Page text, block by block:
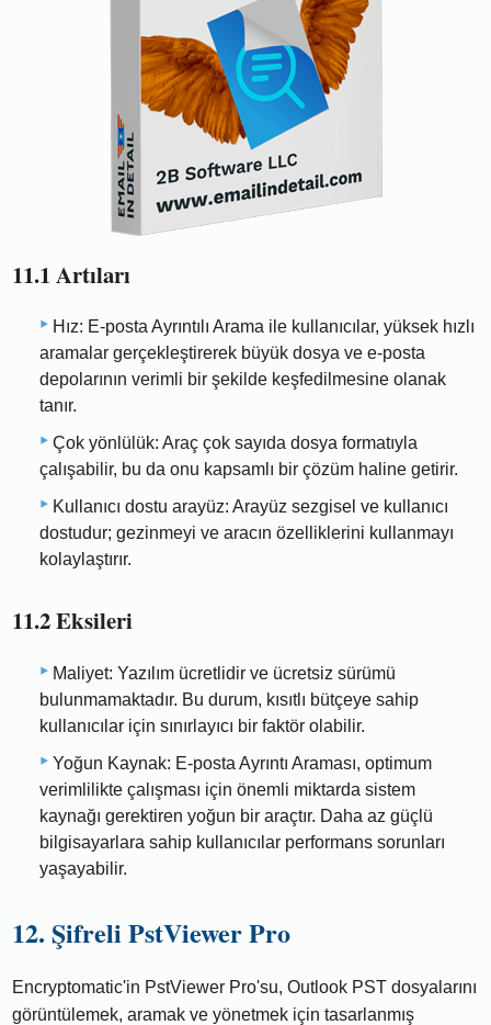
11.1 Artıları
Hız: E-posta Ayrıntılı Arama ile kullanıcılar, yüksek hızlı
aramalar gerçekleştirerek büyük dosya ve e-posta
depolarının verimli bir şekilde keşfedilmesine olanak
tanır.
Çok yönlülük: Araç çok sayıda dosya formatıyla
çalışabilir, bu da onu kapsamlı bir çözüm haline getirir.
Kullanıcı dostu arayüz: Arayüz sezgisel ve kullanıcı
dostudur; gezinmeyi ve aracın özelliklerini kullanmayı
kolaylaştırır.
11.2 Eksileri
Maliyet: Yazılım ücretlidir ve ücretsiz sürümü
bulunmamaktadır. Bu durum, kısıtlı bütçeye sahip
kullanıcılar için sınırlayıcı bir faktör olabilir.
Yoğun Kaynak: E-posta Ayrıntı Araması, optimum
verimlilikte çalışması için önemli miktarda sistem
kaynağı gerektiren yoğun bir araçtır. Daha az güçlü
bilgisayarlara sahip kullanıcılar performans sorunları
yaşayabilir.
12. Şifreli PstViewer Pro
Encryptomatic'in PstViewer Pro'su, Outlook PST dosyalarını
görüntülemek, aramak ve yönetmek için tasarlanmış